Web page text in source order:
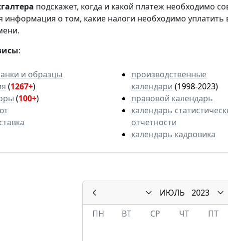
подскажет, когда и какой платеж необходимо
информация о том, какие налоги необходимо
:
и образцы
(1267+)
(100+)
производственные
календари (1998-2023)
правовой календарь
календарь
отчетности
календарь кадровика
ИЮЛЬ
2023
ПН
ВТ СР ЧТ ПТ